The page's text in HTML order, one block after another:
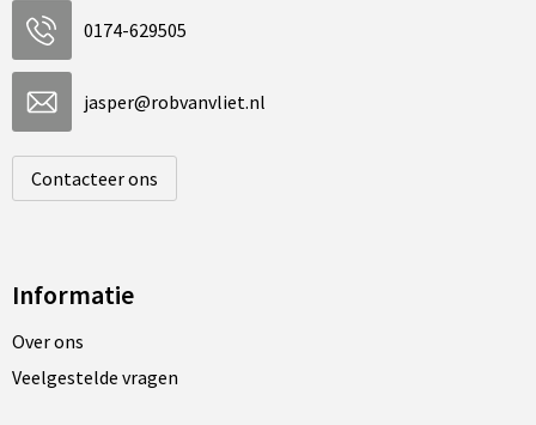
0174-629505
jasper@robvanvliet.nl
Contacteer ons
Informatie
Over ons
Veelgestelde vragen